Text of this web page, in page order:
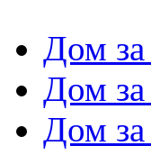
Дом
Дом
Дом